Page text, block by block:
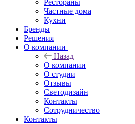
Рестораны
Частные дома
Кухни
Бренды
Решения
О компании
Назад
О компании
О студии
Отзывы
Светодизайн
Контакты
Сотрудничество
Контакты